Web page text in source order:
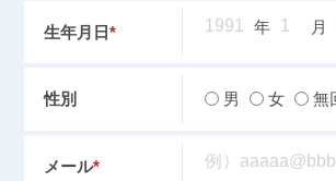
生年月日* 年 月
性別 男 女 無
メール*